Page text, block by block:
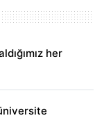
her